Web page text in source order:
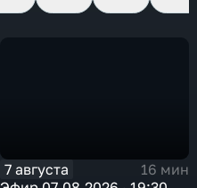
7 августа
16 мин